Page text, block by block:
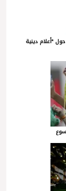
*أعلام دينية